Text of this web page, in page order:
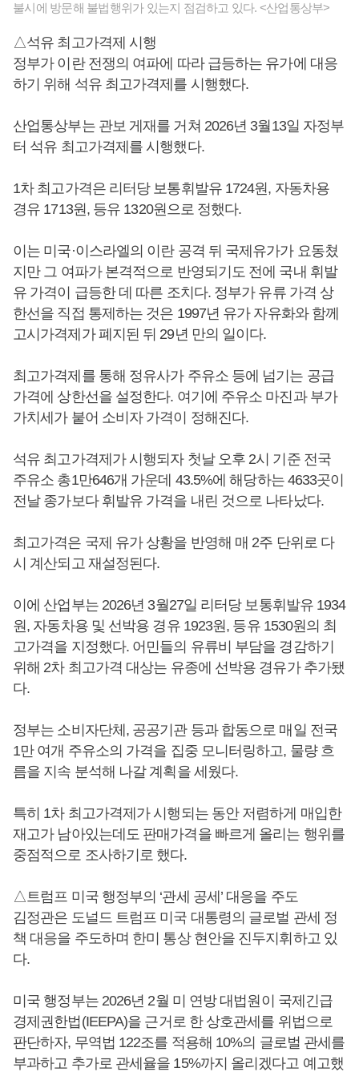
불시에 방문해 불법행위가 있는지 점검하고 있다. <산업통상부>
△석유 최고가격제 시행
정부가 이란 전쟁의 여파에 따라 급등하는 유가에 대응
하기 위해 석유 최고가격제를 시행했다.
산업통상부는 관보 게재를 거쳐 2026년 3월13일 자정부
터 석유 최고가격제를 시행했다.
1차 최고가격은 리터당 보통휘발유 1724원, 자동차용
경유 1713원, 등유 1320원으로 정했다.
이는 미국·이스라엘의 이란 공격 뒤 국제유가가 요동쳤
지만 그 여파가 본격적으로 반영되기도 전에 국내 휘발
유 가격이 급등한 데 따른 조치다. 정부가 유류 가격 상
한선을 직접 통제하는 것은 1997년 유가 자유화와 함께
고시가격제가 폐지된 뒤 29년 만의 일이다.
최고가격제를 통해 정유사가 주유소 등에 넘기는 공급
가격에 상한선을 설정한다. 여기에 주유소 마진과 부가
가치세가 붙어 소비자 가격이 정해진다.
석유 최고가격제가 시행되자 첫날 오후 2시 기준 전국
주유소 총1만646개 가운데 43.5%에 해당하는 4633곳이
전날 종가보다 휘발유 가격을 내린 것으로 나타났다.
최고가격은 국제 유가 상황을 반영해 매 2주 단위로 다
시 계산되고 재설정된다.
이에 산업부는 2026년 3월27일 리터당 보통휘발유 1934
원, 자동차용 및 선박용 경유 1923원, 등유 1530원의 최
고가격을 지정했다. 어민들의 유류비 부담을 경감하기
위해 2차 최고가격 대상는 유종에 선박용 경유가 추가됐
다.
정부는 소비자단체, 공공기관 등과 합동으로 매일 전국
1만 여개 주유소의 가격을 집중 모니터링하고, 물량 흐
름을 지속 분석해 나갈 계획을 세웠다.
특히 1차 최고가격제가 시행되는 동안 저렴하게 매입한
재고가 남아있는데도 판매가격을 빠르게 올리는 행위를
중점적으로 조사하기로 했다.
△트럼프 미국 행정부의 ‘관세 공세’ 대응을 주도
김정관은 도널드 트럼프 미국 대통령의 글로벌 관세 정
책 대응을 주도하며 한미 통상 현안을 진두지휘하고 있
다.
미국 행정부는 2026년 2월 미 연방 대법원이 국제긴급
경제권한법(IEEPA)을 근거로 한 상호관세를 위법으로
판단하자, 무역법 122조를 적용해 10%의 글로벌 관세를
부과하고 추가로 관세율을 15%까지 올리겠다고 예고했